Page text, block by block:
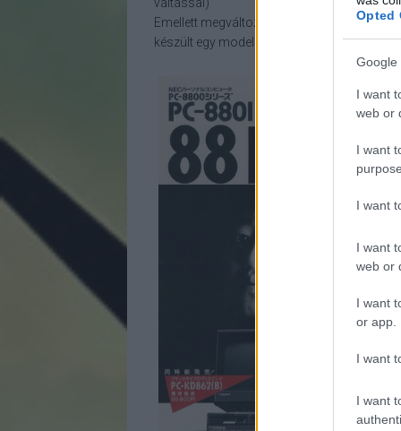
Opted
Google
I want
web or
I want
I want
I want
web or
I want
or app.
I want
I want
Emellett megváltozott a billentyűzet is,
készült egy model 30(B) fekete külsővel